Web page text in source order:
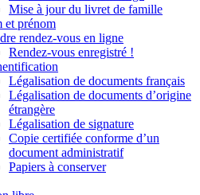
Mise à jour du livret de famille
et prénom
rendez-vous en ligne
Rendez-vous enregistré !
Légalisation de documents français
Légalisation de documents d’origine
étrangère
Légalisation de signature
Copie certifiée conforme d’un
document administratif
Papiers à conserver